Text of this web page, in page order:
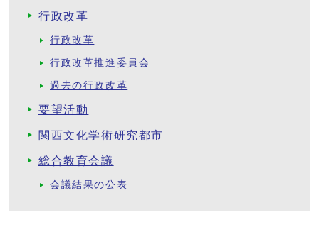
行政改革
行政改革
行政改革推進委員会
過去の行政改革
要望活動
関西文化学術研究都市
総合教育会議
会議結果の公表